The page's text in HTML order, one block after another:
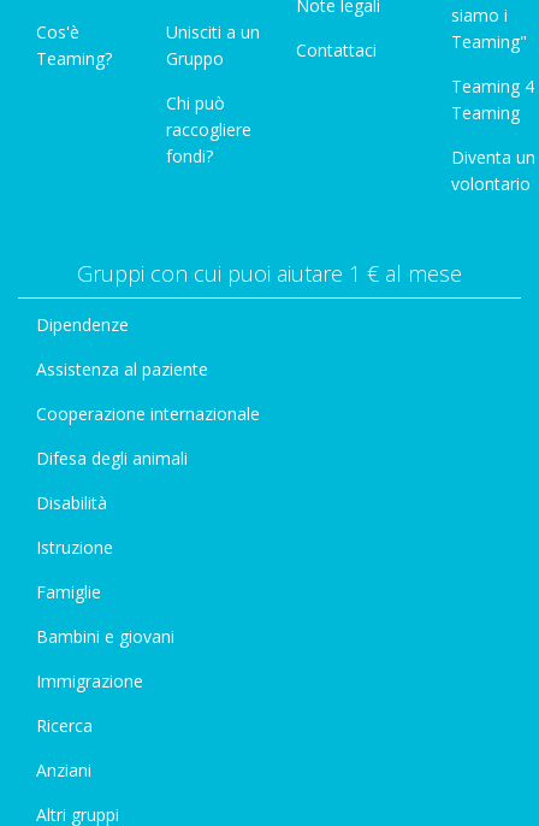
Cos'è
Teaming?
Unisciti a un
Gruppo
Chi può
raccogliere
fondi?
Note legali
Contattaci
siamo i
Teaming"
Teaming 4
Teaming
Diventa un
volontario
Gruppi con cui puoi aiutare 1 € al mese
Dipendenze
Assistenza al paziente
Cooperazione internazionale
Difesa degli animali
Disabilità
Istruzione
Famiglie
Bambini e giovani
Immigrazione
Ricerca
Anziani
Altri gruppi